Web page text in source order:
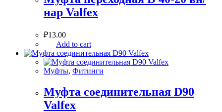
нар Valfex
₽13.00
Add to cart
Муфты, Фитинги
Муфта соединительная D90
Valfex